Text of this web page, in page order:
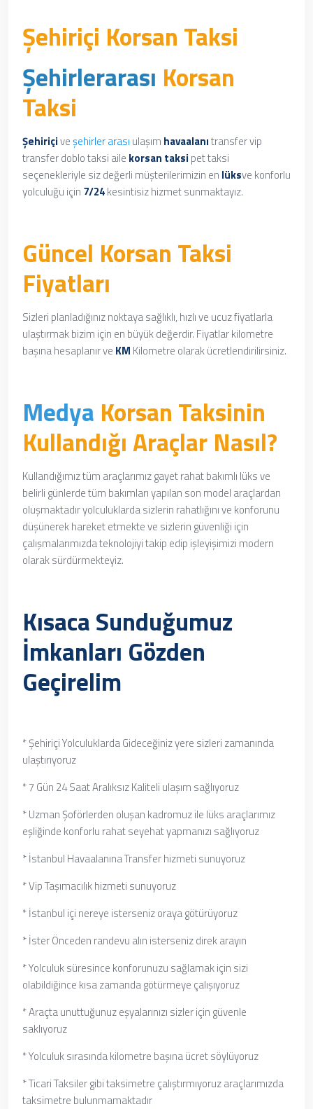
Şehiriçi Korsan Taksi
Şehirlerarası Korsan
Taksi
Şehiriçiveşehirler arası ulaşım havaalanıtransfer vip
transfer doblo taksi aile korsan taksi pet taksi
seçenekleriyle siz değerli müşterilerimizin en lüksve konforlu
yolculuğu için 7/24kesintisiz hizmet sunmaktayız.
Güncel Korsan Taksi
Fiyatları
Sizleri planladığınız noktaya sağlıklı, hızlı ve ucuz fiyatlarla
ulaştırmak bizim için en büyük değerdir. Fiyatlar kilometre
başına hesaplanır ve KM Kilometre olarak ücretlendirilirsiniz.
Medya Korsan Taksinin
Kullandığı Araçlar Nasıl?
Kullandığımız tüm araçlarımızgayet rahatbakımlı lüks ve
belirli günlerde tüm bakımları yapılan son model araçlardan
oluşmaktadır yolculuklarda sizlerin rahatlığını ve konforunu
düşünerek hareket etmekte ve sizlerin güvenliği için
çalışmalarımızda teknolojiyi takip edip işleyişimizi modern
olarak sürdürmekteyiz.
Kısaca Sunduğumuz
İmkanları Gözden
Geçirelim
* Şehiriçi Yolculuklarda Gideceğiniz yere sizleri zamanında
ulaştırıyoruz
* 7 Gün 24 Saat Aralıksız Kaliteli ulaşım sağlıyoruz
* Uzman Şoförlerden oluşan kadromuz ile lüks araçlarımız
eşliğinde konforlu rahat seyehat yapmanızı sağlıyoruz
* İstanbul Havaalanına Transfer hizmeti sunuyoruz
* Vip Taşımacılık hizmeti sunuyoruz
* İstanbul içi nereye isterseniz oraya götürüyoruz
* İster Önceden randevu alın isterseniz direk arayın
* Yolculuk süresince konforunuzu sağlamak için sizi
olabildiğince kısa zamanda götürmeye çalışıyoruz
* Araçta unuttuğunuz eşyalarınızı sizler için güvenle
saklıyoruz
* Yolculuk sırasında kilometre başına ücret söylüyoruz
* Ticari Taksiler gibi taksimetre çalıştırmıyoruz araçlarımızda
taksimetre bulunmamaktadır